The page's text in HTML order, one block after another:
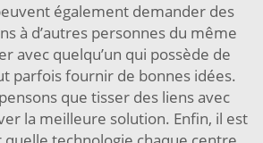
également demander des
à d’autres personnes du même
avec quelqu’un qui possède de
parfois fournir de bonnes idées.
que tisser des liens avec
la meilleure solution. Enfin, il est